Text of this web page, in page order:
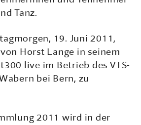
Tanz.
19. Juni 2011,
Horst Lange in seinem
live im Betrieb des VTS-
bei Bern, zu
2011 wird in der